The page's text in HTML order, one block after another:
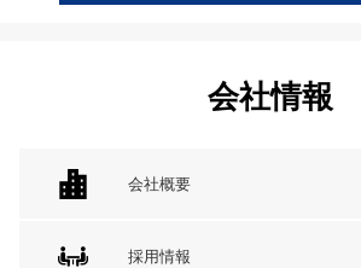
会社情報
会社概要
採用情報